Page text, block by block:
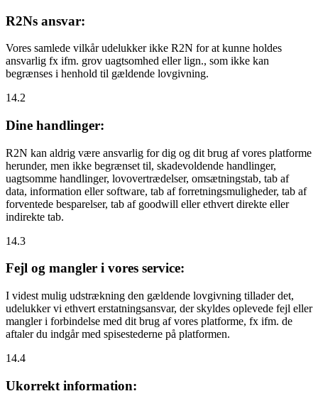
R2Ns ansvar:
Vores samlede vilkår udelukker ikke R2N for at kunne holdes
ansvarlig fx ifm. grov uagtsomhed eller lign., som ikke kan
begrænses i henhold til gældende lovgivning.
14.2
Dine handlinger:
R2N kan aldrig være ansvarlig for dig og dit brug af vores platforme
herunder, men ikke begrænset til, skadevoldende handlinger,
uagtsomme handlinger, lovovertrædelser, omsætningstab, tab af
data, information eller software, tab af forretningsmuligheder, tab af
forventede besparelser, tab af goodwill eller ethvert direkte eller
indirekte tab.
14.3
Fejl og mangler i vores service:
I videst mulig udstrækning den gældende lovgivning tillader det,
udelukker vi ethvert erstatningsansvar, der skyldes oplevede fejl eller
mangler i forbindelse med dit brug af vores platforme, fx ifm. de
aftaler du indgår med spisestederne på platformen.
14.4
Ukorrekt information: